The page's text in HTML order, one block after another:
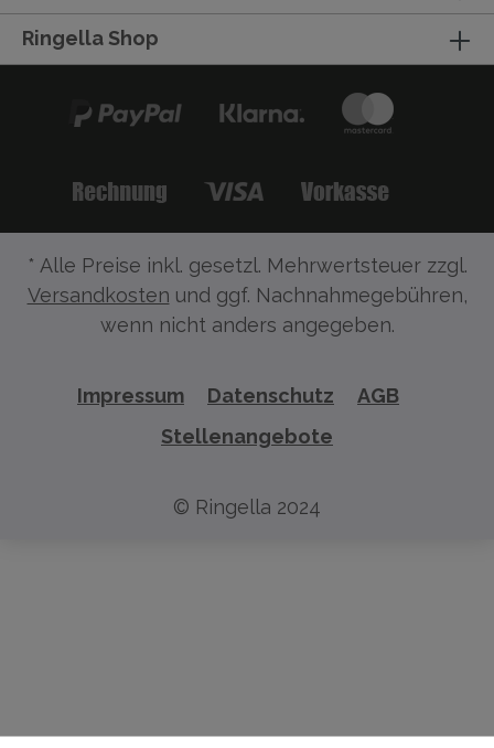
Ringella Shop
* Alle Preise inkl. gesetzl. Mehrwertsteuer zzgl.
Versandkosten und ggf. Nachnahmegebühren,
wenn nicht anders angegeben.
Impressum Datenschutz
AGB
Stellenangebote
© Ringella 2024